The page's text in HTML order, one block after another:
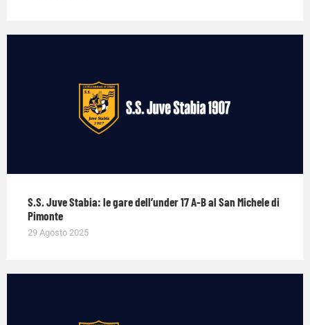
S.S. Juve Stabia: le gare dell’under 17 A-B al San Michele di
Pimonte
29 Agosto 2025